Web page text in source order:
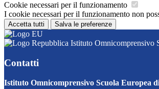
Cookie necessari per il funzionamento
I cookie necessari per il funzionamento non
Accetta tutti Salva le preferenze
Istituto Omnicomprensivo
Contatti
Istituto Omnicomprensivo Scuola Europea